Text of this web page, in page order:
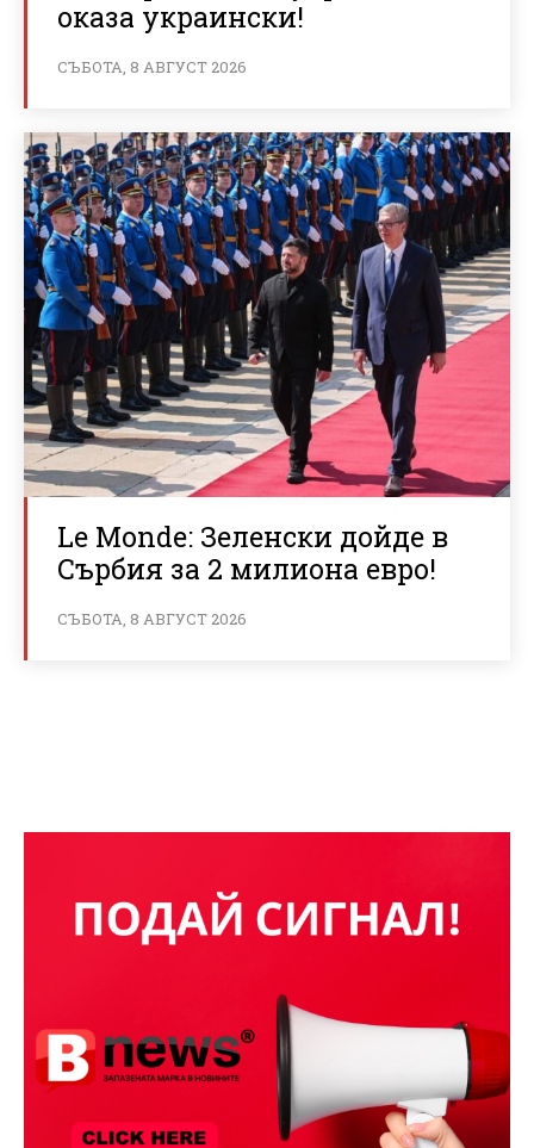
оказа украински!
СЪБОТА, 8 АВГУСТ 2026
Le Monde: Зеленски дойде в
Сърбия за 2 милиона евро!
СЪБОТА, 8 АВГУСТ 2026